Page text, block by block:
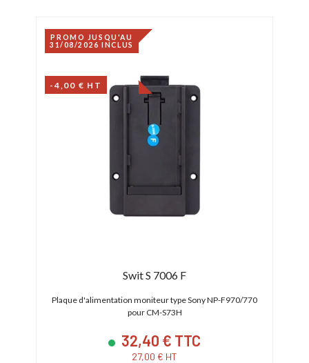
PROMO JUSQU'AU
31/08/2026 INCLUS
-4,00 € HT
Swit S 7006 F
Plaque d'alimentation moniteur type Sony NP-F970/770
pour CM-S73H
32,40 € TTC
27,00 € HT